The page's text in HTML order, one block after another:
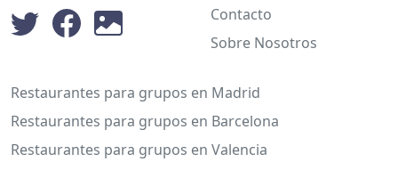
Contacto
Sobre Nosotros
Restaurantes para grupos en Madrid
Restaurantes para grupos en Barcelona
Restaurantes para grupos en Valencia